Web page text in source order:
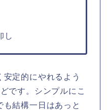
し
定的にやれるよう
です。シンプルにこ
結構一日はあっと